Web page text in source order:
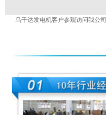
乌干达发电机客户参观访问我公司